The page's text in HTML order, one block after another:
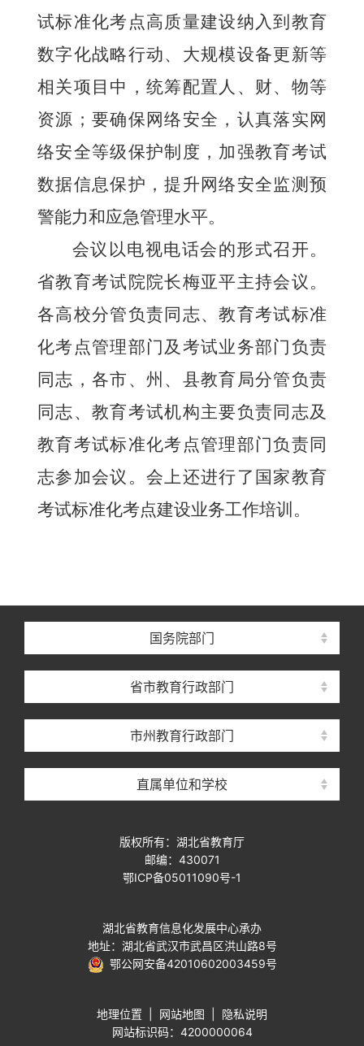
试标准化考点高质量建设纳入到教育
数字化战略行动、大规模设备更新等
相关项目中，统筹配置人、财、物等
资源；要确保网络安全，认真落实网
络安全等级保护制度，加强教育考试
数据信息保护，提升网络安全监测预
警能力和应急管理水平。
会议以电视电话会的形式召开。
省教育考试院院长梅亚平主持会议。
各高校分管负责同志、教育考试标准
化考点管理部门及考试业务部门负责
同志，各市、州、县教育局分管负责
同志、教育考试机构主要负责同志及
教育考试标准化考点管理部门负责同
志参加会议。会上还进行了国家教育
考试标准化考点建设业务工作培训。
国务院部门
省市教育行政部门
市州教育行政部门
直属单位和学校
版权所有：湖北省教育厅
邮编：430071
鄂ICP备05011090号-1
湖北省教育信息化发展中心承办
地址：湖北省武汉市武昌区洪山路8号
鄂公网安备42010602003459号
地理位置 网站地图
隐私说明
网站标识码：4200000064